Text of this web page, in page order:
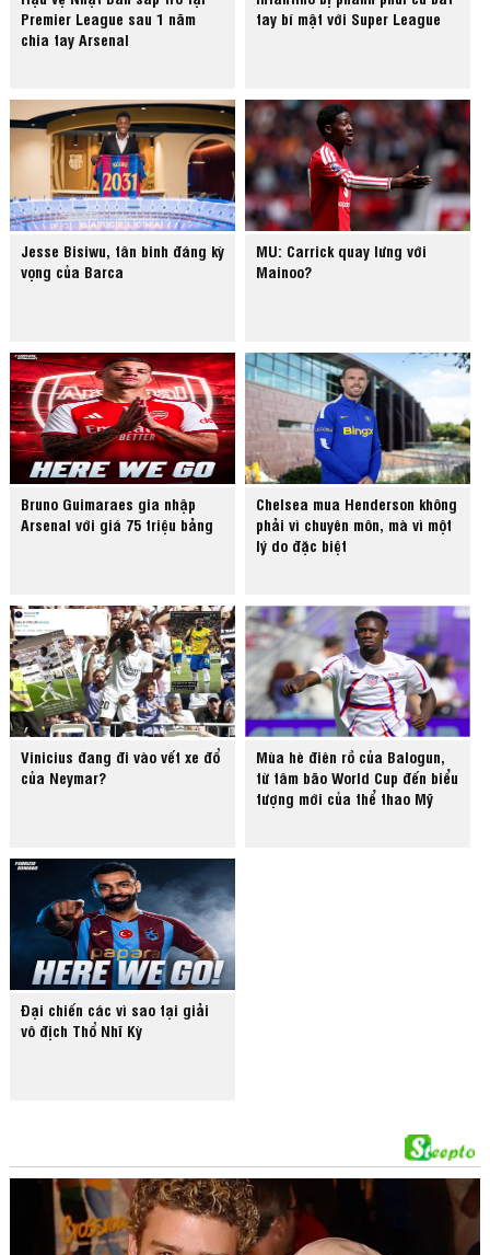
Premier League sau 1 năm
chia tay Arsenal
tay bí mật với Super League
Jesse Bisiwu, tân binh đáng kỳ
vọng của Barca
MU: Carrick quay lưng với
Mainoo?
Bruno Guimaraes gia nhập
Arsenal với giá 75 triệu bảng
Chelsea mua Henderson không
phải vì chuyên môn, mà vì một
lý do đặc biệt
Vinicius đang đi vào vết xe đổ
của Neymar?
Mùa hè điên rồ của Balogun,
từ tâm bão World Cup đến biểu
tượng mới của thể thao Mỹ
Đại chiến các vì sao tại giải
vô địch Thổ Nhĩ Kỳ